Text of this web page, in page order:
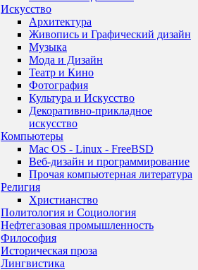
Искусство
Архитектура
Живопись и Графический дизайн
Музыка
Мода и Дизайн
Театр и Кино
Фотография
Культура и Искусство
Декоративно-прикладное
искусство
Компьютеры
Mac OS - Linux - FreeBSD
Веб-дизайн и программирование
Прочая компьютерная литература
Религия
Христианство
Политология и Социология
Нефтегазовая промышленность
Философия
Историческая проза
Лингвистика